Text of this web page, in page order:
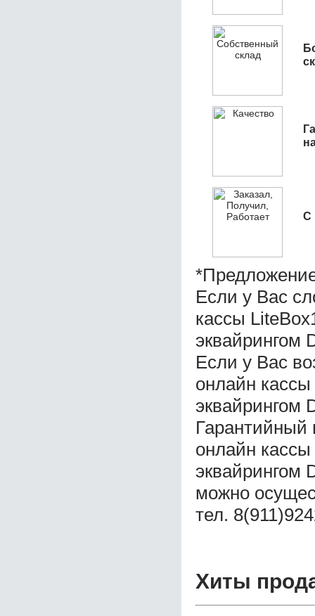
С
Если у Вас
кассы
эквайрингом
Если у Вас
онлайн
эквайрингом
Гарантийный
онлайн
эквайрингом
можно
тел.
Хиты